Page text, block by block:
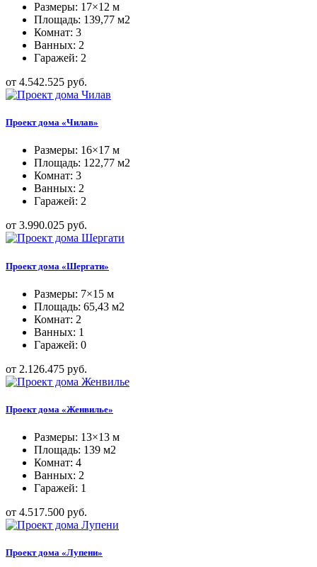
Размеры: 17×12 м
Площадь: 139,77 м2
Комнат: 3
Ванных: 2
Гаражей: 2
от 4.542.525 руб.
Проект дома «Чилав»
Размеры: 16×17 м
Площадь: 122,77 м2
Комнат: 3
Ванных: 2
Гаражей: 2
от 3.990.025 руб.
Проект дома «Шергати»
Размеры: 7×15 м
Площадь: 65,43 м2
Комнат: 2
Ванных: 1
Гаражей: 0
от 2.126.475 руб.
Проект дома «Женвилье»
Размеры: 13×13 м
Площадь: 139 м2
Комнат: 4
Ванных: 2
Гаражей: 1
от 4.517.500 руб.
Проект дома «Лупени»